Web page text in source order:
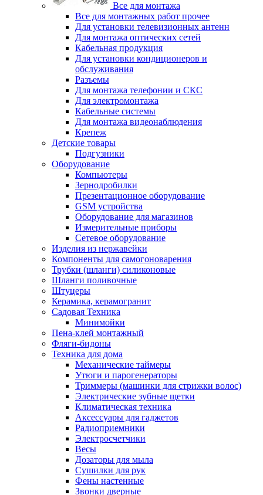
Все для монтажа
Все для монтажных работ прочее
Для установки телевизионных антенн
Для монтажа оптических сетей
Кабельная продукция
Для установки кондиционеров и
обслуживания
Разъемы
Для монтажа телефонии и СКС
Для электромонтажа
Кабельные системы
Для монтажа видеонаблюдения
Крепеж
Детские товары
Подгузники
Оборудование
Компьютеры
Зернодробилки
Презентационное оборудование
GSM устройства
Оборудование для магазинов
Измерительные приборы
Сетевое оборудование
Изделия из нержавейки
Компоненты для самогоноварения
Трубки (шланги) силиконовые
Шланги поливочные
Штуцеры
Керамика, керамогранит
Садовая Техника
Минимойки
Пена-клей монтажный
Фляги-бидоны
Техника для дома
Механические таймеры
Утюги и парогенераторы
Триммеры (машинки для стрижки волос)
Электрические зубные щетки
Климатическая техника
Аксессуары для гаджетов
Радиоприемники
Электросчетчики
Весы
Дозаторы для мыла
Сушилки для рук
Фены настенные
Звонки дверные